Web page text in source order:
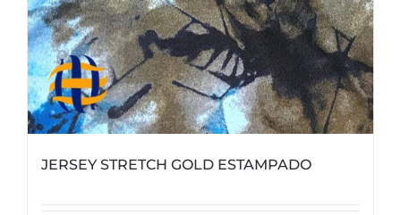
de
producto
JERSEY STRETCH GOLD ESTAMPADO